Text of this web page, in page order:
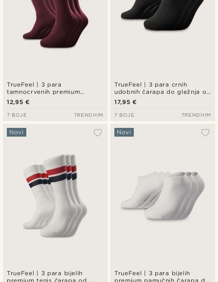
TrueFeel | 3 para
tamnocrvenih premium
pamučnih čarapa iznad
gležnja
12,95 €
7 BOJE TRENDHIM
TrueFeel | 3 para crnih
udobnih čarapa do gležnja od
bambusa
17,95 €
7 BOJE TRENDHIM
TrueFeel | 3 para bijelih
premium tenis čarapa od
Novi
TrueFeel | 3 para bijelih
premium pamučnih čarapa do
Novi